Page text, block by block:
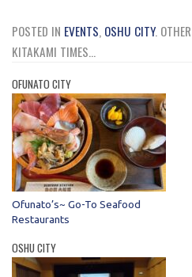
POSTED IN EVENTS, OSHU CITY.
KITAKAMI TIMES...
OFUNATO CITY
Ofunato’s~ Go-To Seafood
Restaurants
OSHU CITY